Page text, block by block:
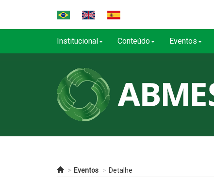
Institucional Conteúdo Eventos
Eventos Detalhe